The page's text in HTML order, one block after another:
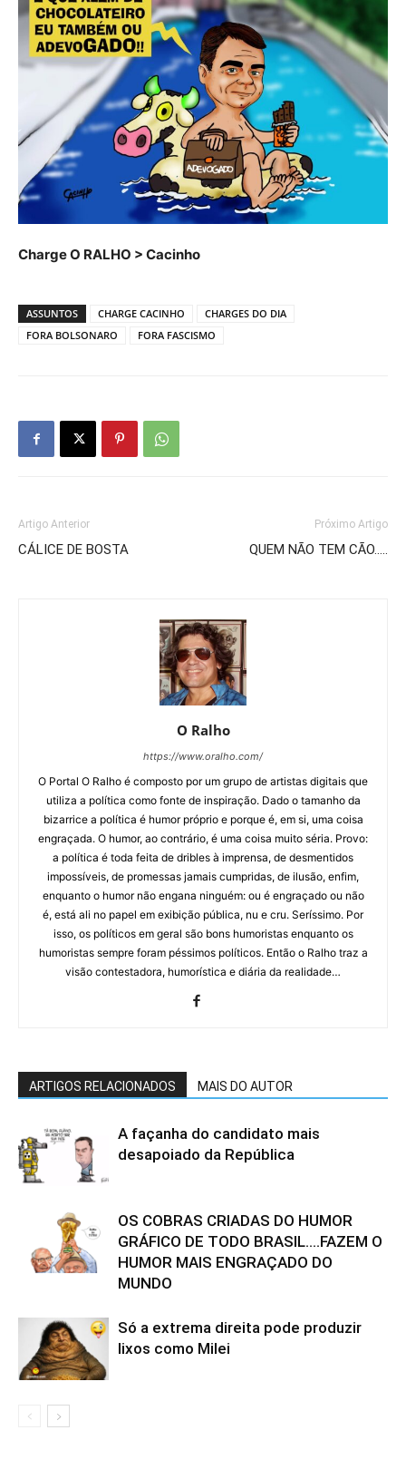
Charge O RALHO > Cacinho
ASSUNTOS CHARGE CACINHO
CHARGES DO DIA
FORA BOLSONARO
FORA FASCISMO
Artigo Anterior
CÁLICE DE BOSTA
Próximo Artigo
QUEM NÃO TEM CÃO…..
O Ralho
https://www.oralho.com/
O Portal O Ralho é composto por um grupo de artistas digitais que
utiliza a política como fonte de inspiração. Dado o tamanho da
bizarrice a política é humor próprio e porque é, em si, uma coisa
engraçada. O humor, ao contrário, é uma coisa muito séria. Provo:
a política é toda feita de dribles à imprensa, de desmentidos
impossíveis, de promessas jamais cumpridas, de ilusão, enfim,
enquanto o humor não engana ninguém: ou é engraçado ou não
é, está ali no papel em exibição pública, nu e cru. Seríssimo. Por
isso, os políticos em geral são bons humoristas enquanto os
humoristas sempre foram péssimos políticos. Então o Ralho traz a
visão contestadora, humorística e diária da realidade…
ARTIGOS RELACIONADOS MAIS DO AUTOR
A façanha do candidato mais
desapoiado da República
OS COBRAS CRIADAS DO HUMOR
GRÁFICO DE TODO BRASIL….FAZEM O
HUMOR MAIS ENGRAÇADO DO
MUNDO
Só a extrema direita pode produzir
lixos como Milei